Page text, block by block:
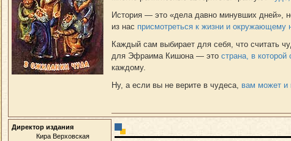
История — это «дела давно минувших дней»,
из нас присмотреться к жизни и окружающему
Каждый сам выбирает для себя, что считать
для Эфраима Кишона — этострана, в которой
каждому.
Ну, а если вы не верите в чудеса, вам может и
Директор издания
Кира Верховская